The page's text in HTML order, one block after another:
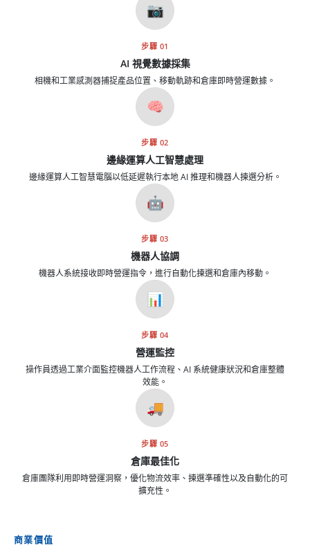
📷
步驟 01
AI 視覺數據採集
相機和工業感測器捕捉產品位置、移動軌跡和倉庫即時營運數據。
🧠
步驟 02
邊緣運算人工智慧處理
邊緣運算人工智慧電腦以低延遲執行本地 AI 推理和機器人揀選分析。
🤖
步驟 03
機器人協調
機器人系統接收即時營運指令，進行自動化揀選和倉庫內移動。
📊
步驟 04
營運監控
操作員透過工業介面監控機器人工作流程、AI 系統健康狀況和倉庫整體
效能。
🚚
步驟 05
倉庫最佳化
倉庫團隊利用即時營運洞察，優化物流效率、揀選準確性以及自動化的可
擴充性。
商業價值